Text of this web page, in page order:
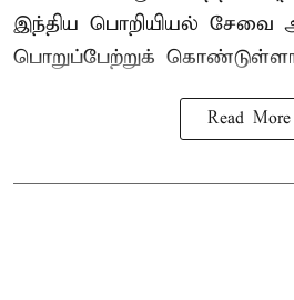
இந்திய பொறியியல் சேவை
பொறுப்பேற்றுக்
Read More